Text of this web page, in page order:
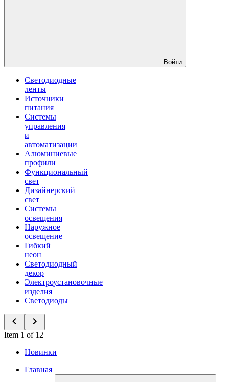
Войти
Светодиодные
ленты
Источники
питания
Системы
управления
и
автоматизации
Алюминиевые
профили
Функциональный
свет
Дизайнерский
свет
Системы
освещения
Наружное
освещение
Гибкий
неон
Светодиодный
декор
Электроустановочные
изделия
Светодиоды
Item 1 of 12
Новинки
Главная